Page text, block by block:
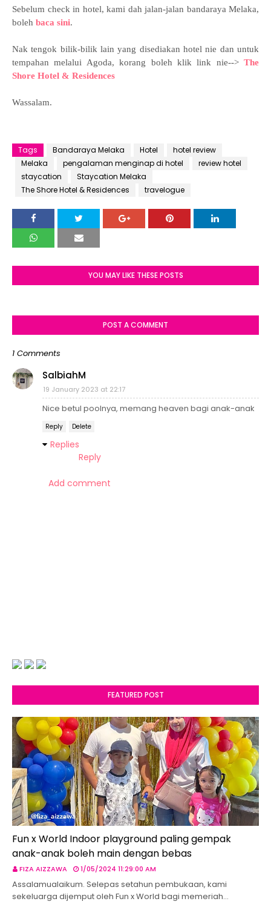
Sebelum check in hotel, kami dah jalan-jalan bandaraya Melaka,
boleh baca sini.
Nak tengok bilik-bilik lain yang disediakan hotel nie dan untuk
tempahan melalui Agoda, korang boleh klik link nie--> The
Shore Hotel & Residences
Wassalam.
Tags Bandaraya Melaka Hotel
hotel review
Melaka
pengalaman menginap di hotel
review hotel
staycation
Staycation Melaka
The Shore Hotel & Residences
travelogue
YOU MAY LIKE THESE POSTS
POST A COMMENT
1 Comments
SalbiahM
19 January 2023 at 22:17
Nice betul poolnya, memang heaven bagi anak-anak
Reply Delete
Replies
Reply
Add comment
FEATURED POST
Fun x World Indoor playground paling gempak
anak-anak boleh main dengan bebas
FIZA AIZZAWA 1/05/2024 11:29:00 AM
Assalamualaikum. Selepas setahun pembukaan, kami
sekeluarga dijemput oleh Fun x World bagi memeriah…